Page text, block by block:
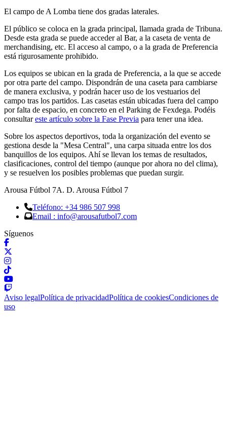
El campo de A Lomba tiene dos gradas laterales.
El público se coloca en la grada principal, llamada grada de Tribuna.
Desde esta grada se puede acceder al Bar, a la caseta de venta de
merchandising, etc. El acceso al campo, o a la grada de Preferencia
está rigurosamente prohibido.
Los equipos se ubican en la grada de Preferencia, a la que se accede
por otra parte del campo. Dispondrán de una caseta para cambiarse
de manera exclusiva, y podrán hacer uso de los vestuarios del
campo tras los partidos. Las casetas están ubicadas fuera del campo
por falta de espacio, en concreto en el Parking de Fexdega. Podéis
consultareste artículo sobre la Fase Previa para tener una idea.
Sobre los aspectos deportivos, toda la organización del evento se
gestiona desde la "Mesa Central", una carpa situada entre los dos
banquillos de los equipos. Ahí se llevan los temas de resultados,
clasificaciones, control del tiempo (aunque por ahora no del clima),
y se resuelven los posibles problemas que puedan surgir.
Arousa Fútbol 7A. D. Arousa Fútbol 7
Teléfono: +34 986 507 998
Email : info@arousafutbol7.com
Síguenos
Aviso legalPolítica de privacidadPolítica de cookiesCondiciones de
uso